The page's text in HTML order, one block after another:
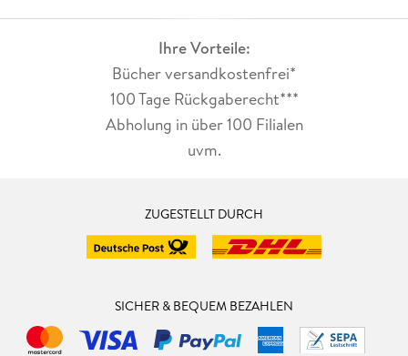
Ihre Vorteile:
Bücher versandkostenfrei*
100 Tage Rückgaberecht***
Abholung in über 100 Filialen
uvm.
ZUGESTELLT DURCH
SICHER & BEQUEM BEZAHLEN